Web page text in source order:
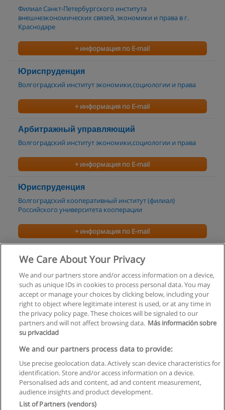
Филиал Санкт-Петербургского института
внешнеэкономических связей, экономики и права в г.
Краснодаре
+ информация по E-mail
Юриспруденция
Волгоградский институт экономики,социологии и права
+ информация по E-mail
Арбитражный управляющий
Волгоградский институт экономики,социологии и права
+ информация по E-mail
Юриспруденция
Волгоградский кооперативный институт (филиал)
Российского университета кооперации
+ информация по E-mail
Таможенное дело
Иркутский институт международного туризма
+ информация по E-mail
Правила пользования
Конфиденциальность информации
Напишите Educaedu
Copyright © Educaedu Business S.L. - CIF : B-95610580: -
We Care About Your Privacy
We and our partners store and/or access information on a device,
such as unique IDs in cookies to process personal data. You may
accept or manage your choices by clicking below, including your
right to object where legitimate interest is used, or at any time in
the privacy policy page. These choices will be signaled to our
partners and will not affect browsing data. Más información sobre
su privacidad
We and our partners process data to provide:
Use precise geolocation data. Actively scan device characteristics for
identification. Store and/or access information on a device.
Personalised ads and content, ad and content measurement,
audience insights and product development.
List of Partners (vendors)